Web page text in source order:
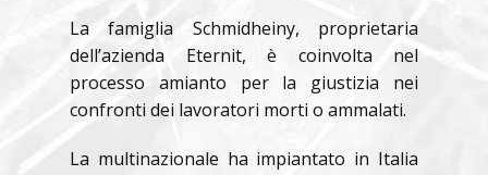
La famiglia Schmidheiny, proprietaria
dell’azienda Eternit, è coinvolta nel
processo amianto per la giustizia nei
confronti dei lavoratori morti o ammalati.
La multinazionale ha impiantato in Italia